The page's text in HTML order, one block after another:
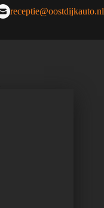
receptie@oostdijkauto.nl